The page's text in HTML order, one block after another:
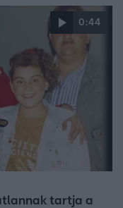
szóval ez nem
0:44
tartja a